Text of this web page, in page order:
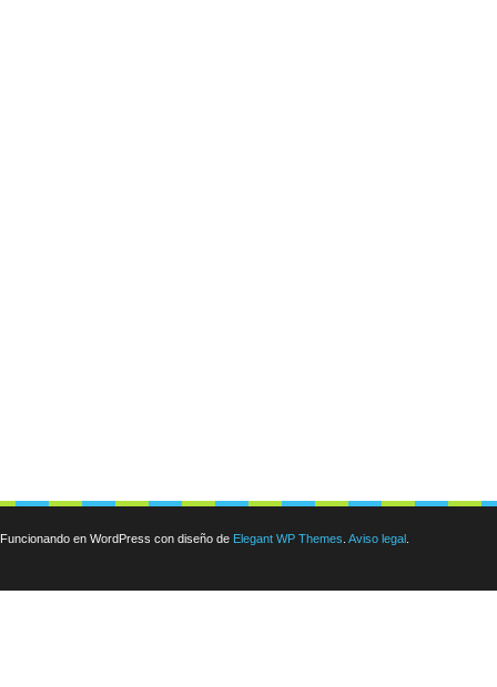
Funcionando en WordPress con diseño de Elegant WP Themes Aviso legal